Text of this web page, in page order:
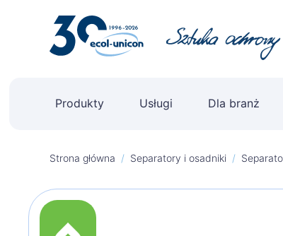
content
Produkty Usługi Dla branż
Strona główna / Separatory i osadniki /